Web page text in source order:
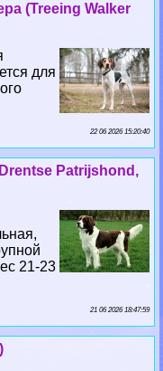
(Treeing Walker
для
22 06 2026 15:20:40
Patrijshond,
21-23
21 06 2026 18:47:59